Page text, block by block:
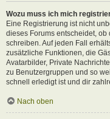
Wozu muss ich mich
Eine Registrierung ist nicht
dieses Forums entscheidet, ob
schreiben. Auf jeden Fall
zusätzliche Funktionen, die
Avatarbilder, Private
zu Benutzergruppen und so
schnell erledigt ist und dir
Nach oben